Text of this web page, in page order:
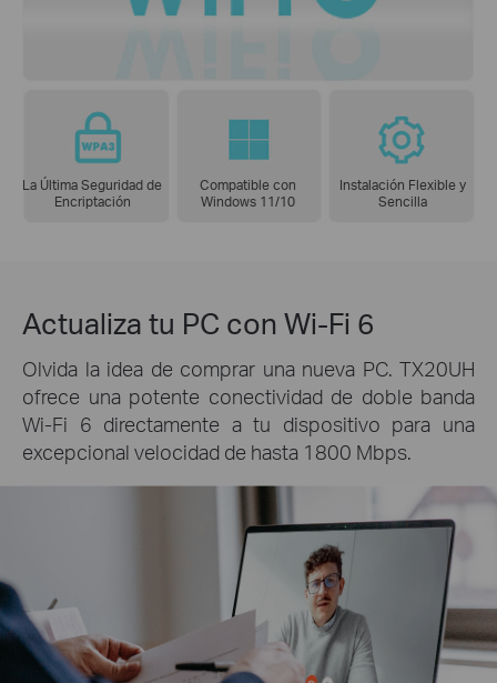
La Última Seguridad de
Encriptación
Compatible con
Windows 11/10
Instalación Flexible y
Sencilla
Actualiza tu PC con Wi-Fi 6
Olvida la idea de comprar una nueva PC. TX20UH
ofrece una potente conectividad de doble banda
Wi-Fi 6 directamente a tu dispositivo para una
excepcional velocidad de hasta 1800 Mbps.